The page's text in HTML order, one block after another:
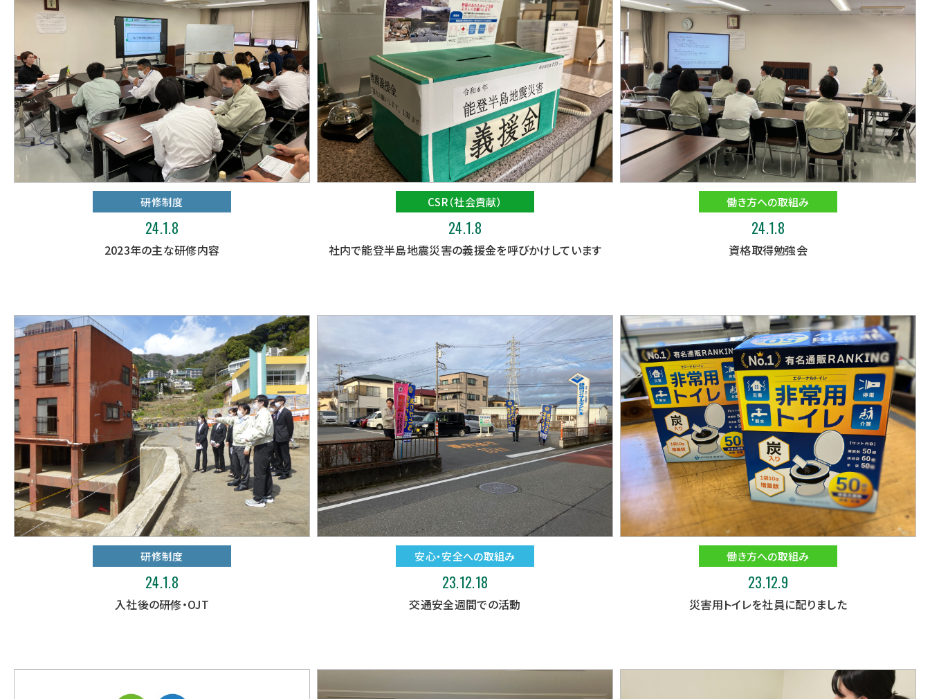
研修制度
24.1.8
2023年の主な研修内容
CSR（社会貢献）
24.1.8
社内で能登半島地震災害の義援金を呼びかけしています
働き方への取組み
24.1.8
資格取得勉強会
研修制度
24.1.8
入社後の研修・OJT
安心・安全への取組み
23.12.18
交通安全週間での活動
働き方への取組み
23.12.9
災害用トイレを社員に配りました